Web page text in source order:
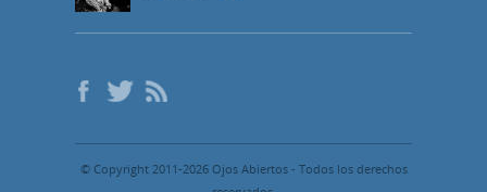
© Copyright 2011-2026 Ojos Abiertos - Todos los derechos